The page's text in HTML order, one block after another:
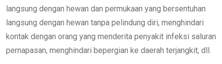
langsung dengan hewan dan permukaan yang bersentuhan
langsung dengan hewan tanpa pelindung diri, menghindari
kontak dengan orang yang menderita penyakit infeksi saluran
pernapasan, menghindari bepergian ke daerah terjangkit, dll.